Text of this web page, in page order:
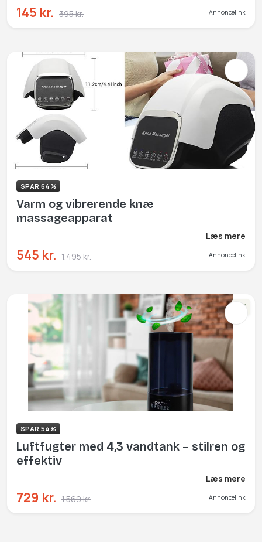
145 kr. 395 kr. Annoncelink
SPAR 64%
Varm og vibrerende knæ
massageapparat
Læs mere
545 kr. 1.495 kr. Annoncelink
NY
SPAR 54%
Luftfugter med 4,3 vandtank – stilren og
effektiv
Læs mere
729 kr. 1.569 kr. Annoncelink